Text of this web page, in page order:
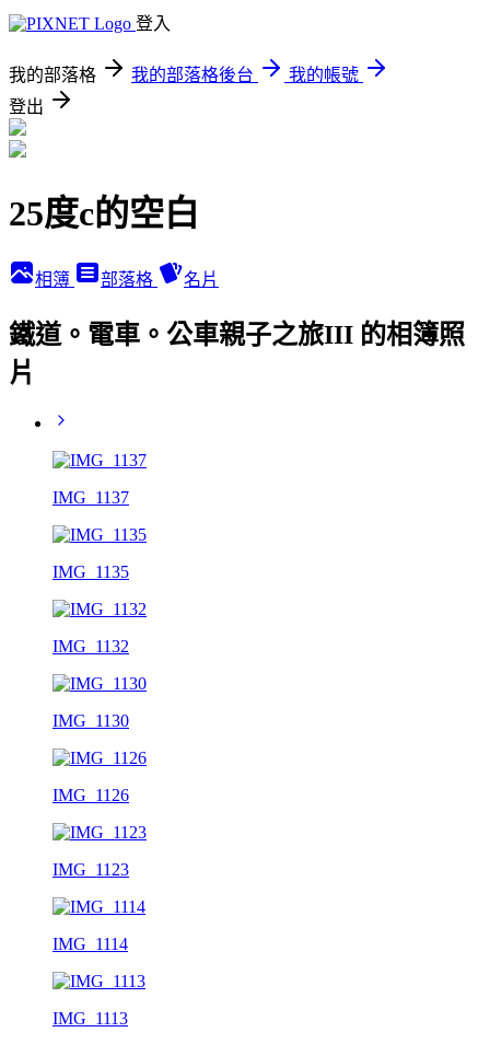
登入
我的部落格 我的部落格後台
我的帳號
登出
25度c的空白
相簿 部落格 名片
鐵道。電車。公車親子之旅III 的相簿照
片
IMG_1137
IMG_1135
IMG_1132
IMG_1130
IMG_1126
IMG_1123
IMG_1114
IMG_1113